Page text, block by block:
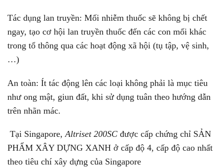
Tác dụng lan truyền: Mối nhiễm thuốc sẽ không bị chết
ngay, tạo cơ hội lan truyền thuốc đến các con mối khác
trong tổ thông qua các hoạt động xã hội (tụ tập, vệ sinh,
…)
An toàn: Ít tác động lên các loại không phải là mục tiêu
như ong mật, giun đất, khi sử dụng tuân theo hướng dẫn
trên nhãn mác.
Tại Singapore,Altriset 200SC được cấp chứng chỉ SẢN
PHẨM XÂY DỰNG XANH ở cấp độ 4, cấp độ cao nhất
theo tiêu chí xây dựng của Singapore